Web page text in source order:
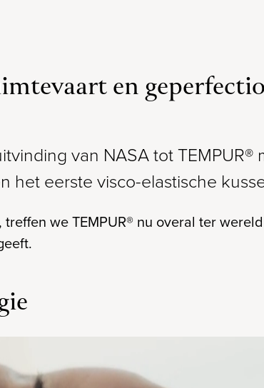
en
van NASA tot TEMPUR®
het eerste visco-elastische
we TEMPUR® nu overal ter